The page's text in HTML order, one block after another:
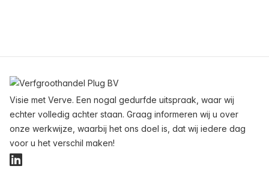
Visie met Verve. Een nogal gedurfde uitspraak, waar wij
echter volledig achter staan. Graag informeren wij u over
onze werkwijze, waarbij het ons doel is, dat wij iedere dag
voor u het verschil maken!
LinkedIn